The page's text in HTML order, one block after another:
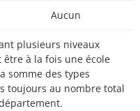
Aucun
plusieurs niveaux
à la fois une école
somme des types
toujours au nombre total